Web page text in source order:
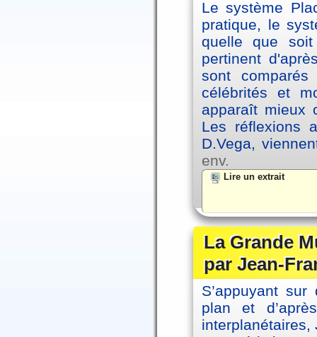
Le système
pratique, le
quelle que
pertinent
sont
célébrités et
apparaît mieux
Les réflexions
D.Vega,
env.
Lire un extrait
La Grande
par Jean-
S’appuyant
plan et
interplanétaires,